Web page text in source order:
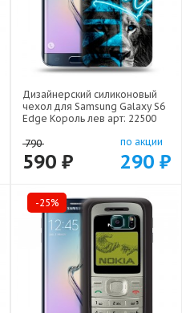
Дизайнерский силиконовый
чехол для Samsung Galaxy S6
Edge Король лев арт: 22500
790
590 ₽
по акции
290 ₽
-25%